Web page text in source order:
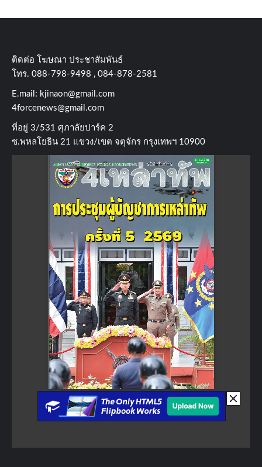
ติดต่อ​ โฆษณา​ ประชาสัมพันธ์
โทร​. 088-798-9498 , 084-878-2581
E.mail: kjinaon@gmail.com
4forcenews@gmail.com
ที่อยู่​ 3/531​ ศุภาลัยปาร์ค​ 2
ซ.พหลโยธิน​ 21​ แขวง/เขต​ จตุจักร​ กรุงเทพฯ 10900